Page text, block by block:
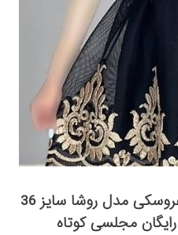
لباس مجلسی زنانه کوتاه عروسکی مدل روشا سایز 36